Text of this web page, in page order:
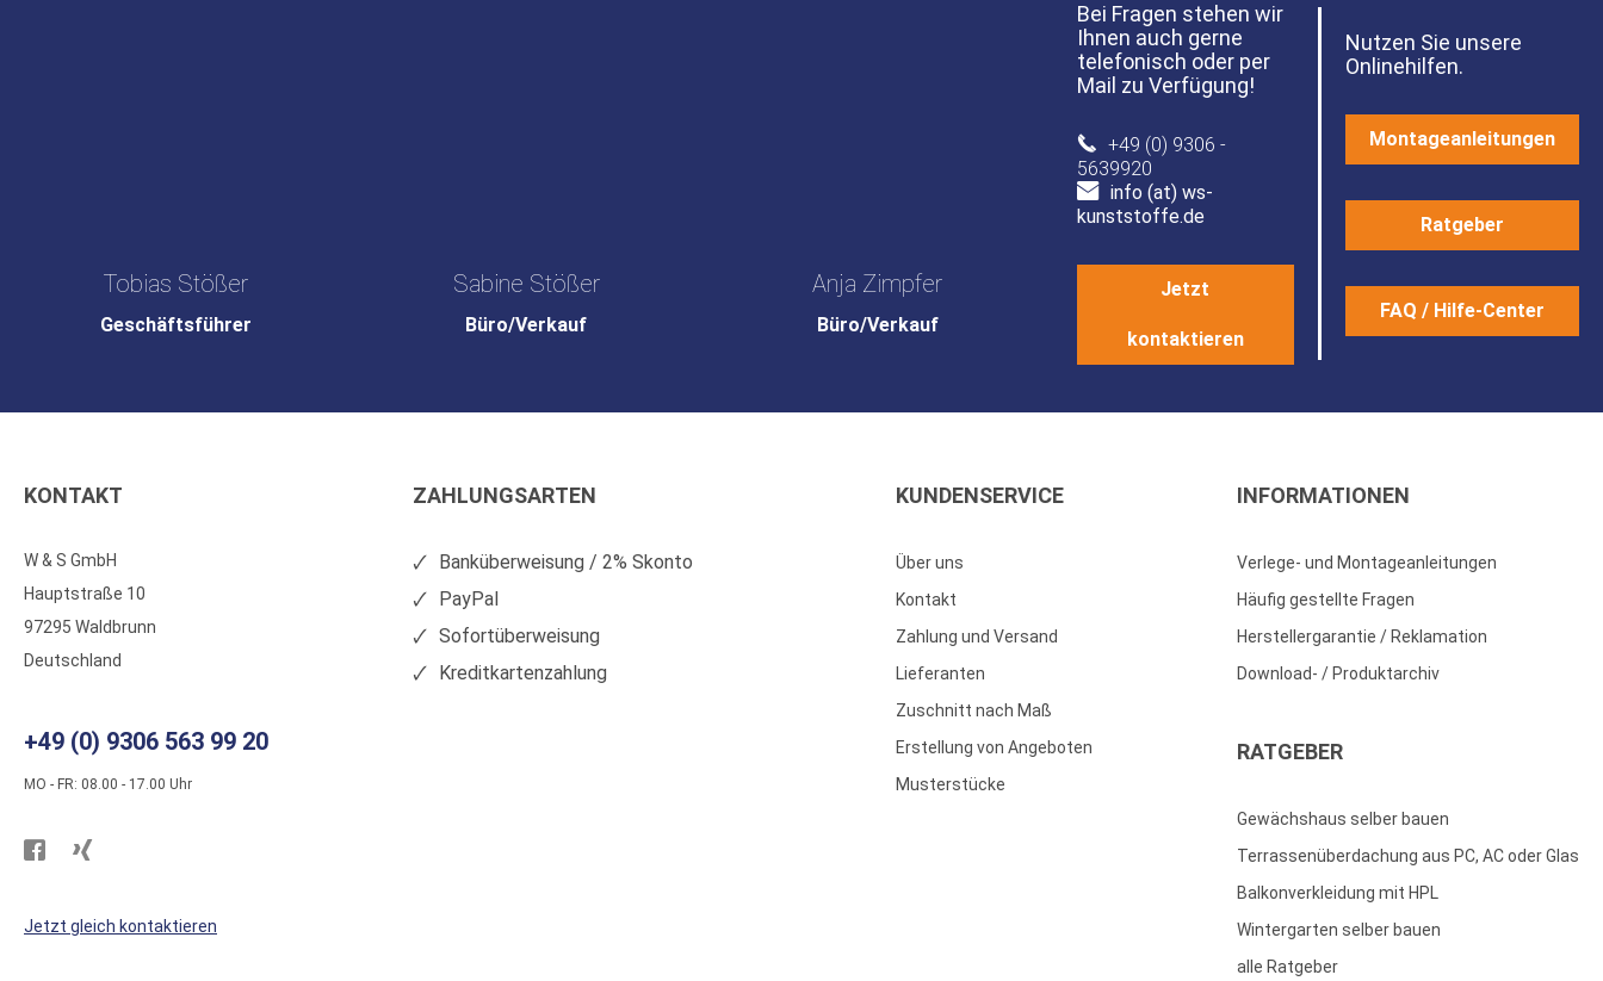
Tobias Stößer
Geschäftsführer
Sabine Stößer
Büro/Verkauf
Anja Zimpfer
Büro/Verkauf
Bei Fragen stehen wir
Ihnen auch gerne
telefonisch oder per
Mail zu Verfügung!
+49 (0) 9306 -
5639920
info (at) ws-
kunststoffe.de
Jetzt
kontaktieren
Nutzen Sie unsere
Onlinehilfen.
Montageanleitungen
Ratgeber
FAQ / Hilfe-Center
KONTAKT
W & S GmbH
Hauptstraße 10
97295 Waldbrunn
Deutschland
+49 (0) 9306 563 99 20
MO - FR: 08.00 - 17.00 Uhr
Besuchen
WS
WS
Jetzt gleich kontaktieren
ZAHLUNGSARTEN
Banküberweisung / 2% Skonto
PayPal
Sofortüberweisung
Kreditkartenzahlung
KUNDENSERVICE
Über uns
Kontakt
Zahlung und Versand
Lieferanten
Zuschnitt nach Maß
Erstellung von Angeboten
Musterstücke
INFORMATIONEN
Verlege- und Montageanleitungen
Häufig gestellte Fragen
Herstellergarantie / Reklamation
Download- / Produktarchiv
RATGEBER
Gewächshaus selber bauen
Terrassenüberdachung aus PC, AC oder Glas
Balkonverkleidung mit HPL
Wintergarten selber bauen
alle Ratgeber